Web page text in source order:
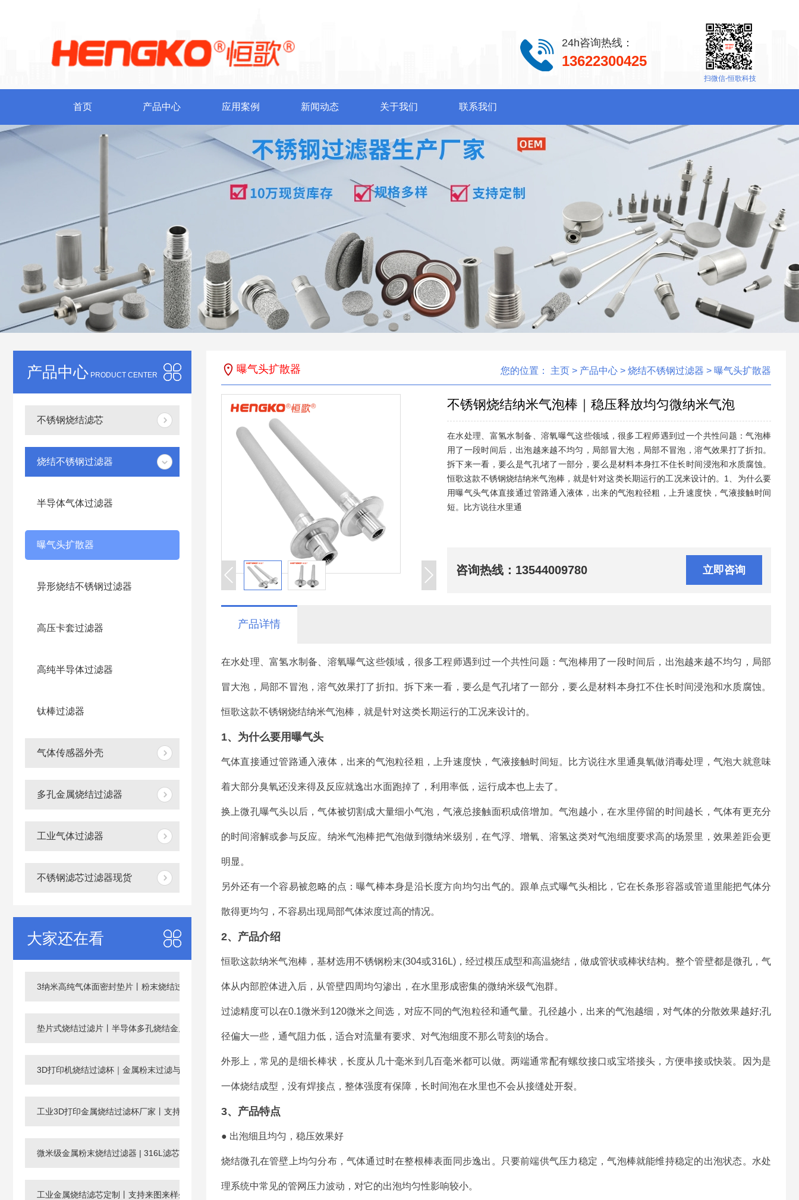
扫微信-恒歌科技
24h咨询热线：
13622300425
首页 产品中心 应用案例 新闻动态 关于我们 联系我们
产品中心 PRODUCT CENTER
不锈钢烧结滤芯
烧结不锈钢过滤器
半导体气体过滤器
曝气头扩散器
异形烧结不锈钢过滤器
高压卡套过滤器
高纯半导体过滤器
钛棒过滤器
气体传感器外壳
多孔金属烧结过滤器
工业气体过滤器
不锈钢滤芯过滤器现货
大家还在看
3纳米高纯气体面密封垫片丨粉末烧结过滤片
垫片式烧结过滤片丨半导体多孔烧结金属滤芯
3D打印机烧结过滤杯｜金属粉末过滤与回收滤芯
工业3D打印金属烧结过滤杯厂家丨支持非标定制
微米级金属粉末烧结过滤器 | 316L滤芯厂家，孔径0.003-120μm
工业金属烧结滤芯定制丨支持来图来样生产微孔过滤元件
曝气头扩散器 您的位置： 主页 > 产品中心 > 烧结不锈钢过滤器 > 曝气头扩散器
不锈钢烧结纳米气泡棒｜稳压释放均匀微纳米气泡
在水处理、富氢水制备、溶氧曝气这些领域，很多工程师遇到过一个共性问题：气泡棒
用了一段时间后，出泡越来越不均匀，局部冒大泡，局部不冒泡，溶气效果打了折扣。
拆下来一看，要么是气孔堵了一部分，要么是材料本身扛不住长时间浸泡和水质腐蚀。
恒歌这款不锈钢烧结纳米气泡棒，就是针对这类长期运行的工况来设计的。1、为什么要
用曝气头气体直接通过管路通入液体，出来的气泡粒径粗，上升速度快，气液接触时间
短。比方说往水里通
咨询热线： 13544009780 立即咨询
产品详情
在水处理、富氢水制备、溶氧曝气这些领域，很多工程师遇到过一个共性问题：气泡棒用了一段时间后，出泡越来越不均匀，局部
冒大泡，局部不冒泡，溶气效果打了折扣。拆下来一看，要么是气孔堵了一部分，要么是材料本身扛不住长时间浸泡和水质腐蚀。
恒歌这款不锈钢烧结纳米气泡棒，就是针对这类长期运行的工况来设计的。
1、为什么要用曝气头
气体直接通过管路通入液体，出来的气泡粒径粗，上升速度快，气液接触时间短。比方说往水里通臭氧做消毒处理，气泡大就意味
着大部分臭氧还没来得及反应就逸出水面跑掉了，利用率低，运行成本也上去了。
换上微孔曝气头以后，气体被切割成大量细小气泡，气液总接触面积成倍增加。气泡越小，在水里停留的时间越长，气体有更充分
的时间溶解或参与反应。纳米气泡棒把气泡做到微纳米级别，在气浮、增氧、溶氢这类对气泡细度要求高的场景里，效果差距会更
明显。
另外还有一个容易被忽略的点：曝气棒本身是沿长度方向均匀出气的。跟单点式曝气头相比，它在长条形容器或管道里能把气体分
散得更均匀，不容易出现局部气体浓度过高的情况。
2、产品介绍
恒歌这款纳米气泡棒，基材选用不锈钢粉末(304或316L)，经过模压成型和高温烧结，做成管状或棒状结构。整个管壁都是微孔，气
体从内部腔体进入后，从管壁四周均匀渗出，在水里形成密集的微纳米级气泡群。
过滤精度可以在0.1微米到120微米之间选，对应不同的气泡粒径和通气量。孔径越小，出来的气泡越细，对气体的分散效果越好;孔
径偏大一些，通气阻力低，适合对流量有要求、对气泡细度不那么苛刻的场合。
外形上，常见的是细长棒状，长度从几十毫米到几百毫米都可以做。两端通常配有螺纹接口或宝塔接头，方便串接或快装。因为是
一体烧结成型，没有焊接点，整体强度有保障，长时间泡在水里也不会从接缝处开裂。
3、产品特点
● 出泡细且均匀，稳压效果好
烧结微孔在管壁上均匀分布，气体通过时在整根棒表面同步逸出。只要前端供气压力稳定，气泡棒就能维持稳定的出泡状态。水处
理系统中常见的管网压力波动，对它的出泡均匀性影响较小。